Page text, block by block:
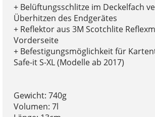
+ Belüftungsschlitze im Deckelfach
Überhitzen des Endgerätes
+ Reflektor aus 3M Scotchlite
Vorderseite
+ Befestigungsmöglichkeit für
Safe-it S-XL (Modelle ab 2017)
Gewicht: 740g
Volumen: 7l